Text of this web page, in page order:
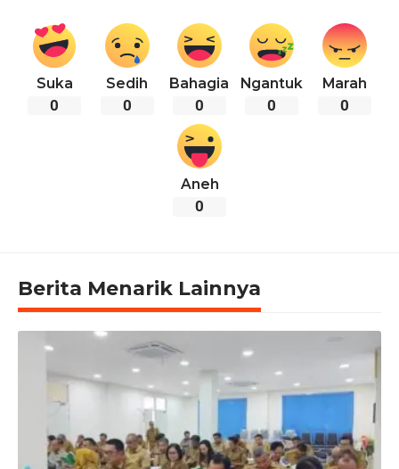
Suka
0
Sedih
0
Bahagia
0
Ngantuk
0
Marah
0
Aneh
0
Berita Menarik Lainnya